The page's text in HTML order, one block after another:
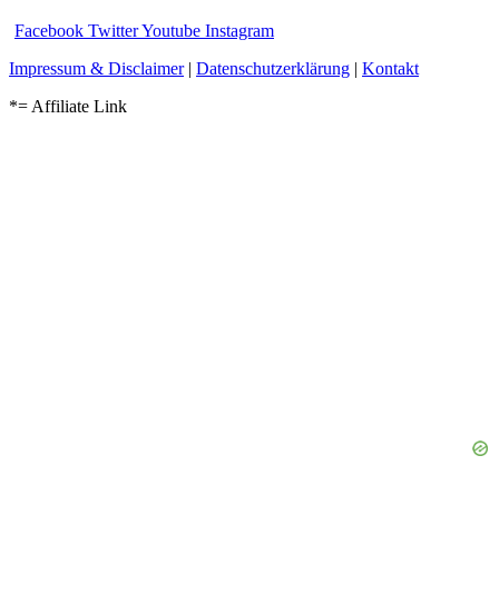
Facebook TwitterYoutube Instagram
Impressum & Disclaimer| Datenschutzerklärung | Kontakt
*= Affiliate Link